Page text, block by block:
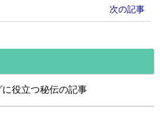
次の記事
役立つ秘伝の記事